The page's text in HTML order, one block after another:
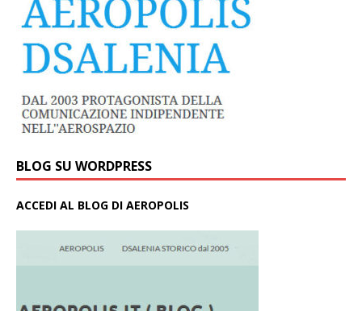
BLOG SU WORDPRESS
ACCEDI AL BLOG DI AEROPOLIS